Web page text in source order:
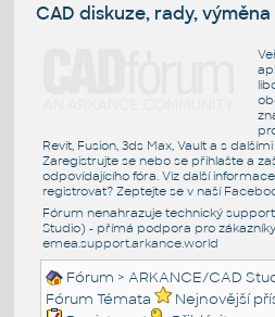
CAD diskuze, rady,
Revit, Fusion, 3ds Max, Vault a s
Zaregistrujte se nebo se přihlašte a
odpovídajícího fóra. Viz další
registrovat? Zeptejte se v naší
Fórum nenahrazuje technický
Studio) - přímá podpora pro
emea.support.arkance.world
Fórum >ARKANCE/CAD
Fórum Témata
Nejnovější